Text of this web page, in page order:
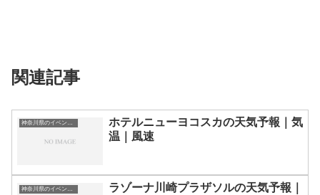
関連記事
神奈川県のイベント会場一覧
ホテルニューヨコスカの天気予報｜気
温｜風速
神奈川県のイベント会場一覧
ラゾーナ川崎プラザソルの天気予報｜